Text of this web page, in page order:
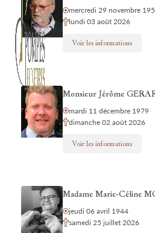
mercredi 29 novembre
lundi 03 août 2026
Voir les informations
Monsieur Jérôme
mardi 11 décembre 1979
dimanche 02 août 2026
Voir les informations
Madame Marie-Céline
jeudi 06 avril 1944
samedi 25 juillet 2026